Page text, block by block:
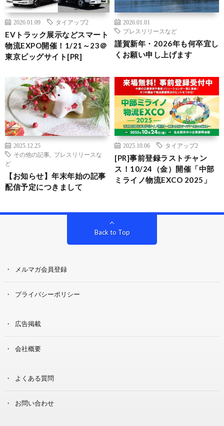
2026.01.09 タイアップ2
EVトラック展示などスマート
物流EXPO開催！1/21～23＠
東京ビッグサイト[PR]
2026.01.01
プレスリリースなど
謹賀新年・2026年も何卒宜し
くお願い申し上げます
2025.12.25
その他の記事
プレスリリースな
ど
【お知らせ】年末年始の記事
配信予定につきまして
2025.10.06 タイアップ2
[PR]事前登録ラストチャン
ス！10/24（金）開催「中部
ミライノ物流EXCO 2025」
Back to Top
メルマガ会員登録
プライバシーポリシー
広告掲載
会社概要
よくある質問
お問い合わせ